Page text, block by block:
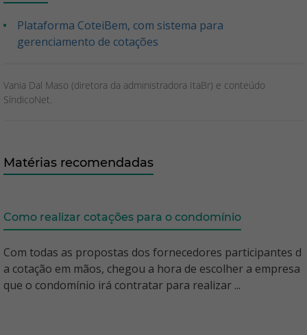
Plataforma CoteiBem, com sistema para
gerenciamento de cotações
Vania Dal Maso (diretora da administradora ItaBr) e conteúdo
SíndicoNet.
Matérias recomendadas
Como realizar cotações para o condomínio
Com todas as propostas dos fornecedores participantes d
a cotação em mãos, chegou a hora de escolher a empresa
que o condomínio irá contratar para realizar ...